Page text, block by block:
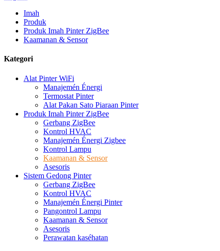
Imah
Produk
Produk Imah Pinter ZigBee
Kaamanan & Sensor
Kategori
Alat Pinter WiFi
Manajemén Énergi
Termostat Pinter
Alat Pakan Sato Piaraan Pinter
Produk Imah Pinter ZigBee
Gerbang ZigBee
Kontrol HVAC
Manajemén Énergi Zigbee
Kontrol Lampu
Kaamanan & Sensor
Asesoris
Sistem Gedong Pinter
Gerbang ZigBee
Kontrol HVAC
Manajemén Énergi Pinter
Pangontrol Lampu
Kaamanan & Sensor
Asesoris
Perawatan kaséhatan